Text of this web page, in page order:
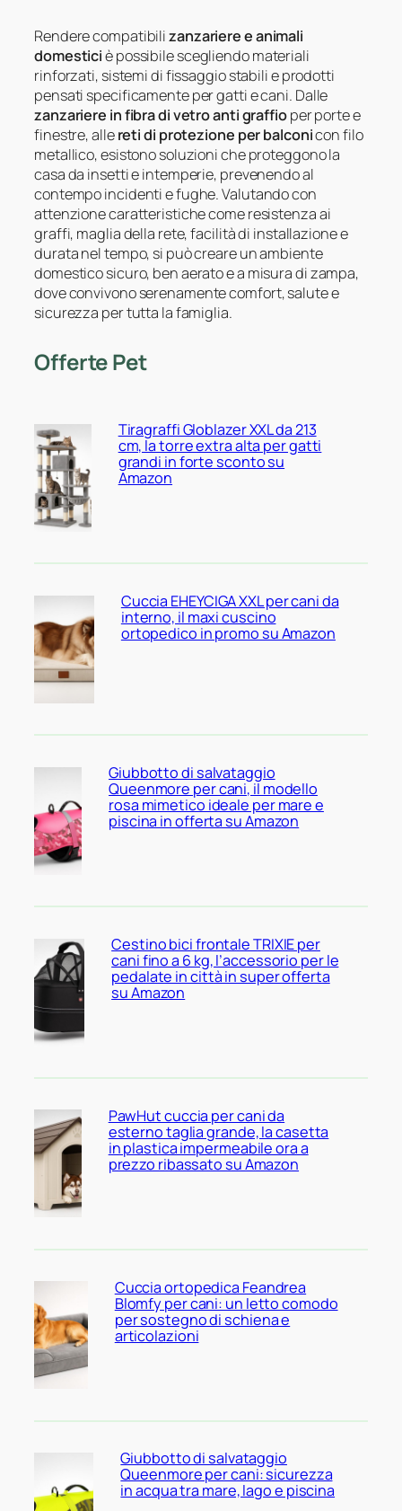
Rendere compatibilizanzariere e animali
domesticiè possibile scegliendo materiali
rinforzati, sistemi di fissaggio stabili e prodotti
pensati specificamente per gatti e cani. Dalle
zanzariere in fibra di vetro anti graffioper porte e
finestre, allereti di protezione per balconicon filo
metallico, esistono soluzioni che proteggono la
casa da insetti e intemperie, prevenendo al
contempo incidenti e fughe. Valutando con
attenzione caratteristiche come resistenza ai
graffi, maglia della rete, facilità di installazione e
durata nel tempo, si può creare un ambiente
domestico sicuro, ben aerato e a misura di zampa,
dove convivono serenamente comfort, salute e
sicurezza per tutta la famiglia.
Offerte Pet
Tiragraffi Globlazer XXL da 213
cm, la torre extra alta per gatti
grandi in forte sconto su
Amazon
Cuccia EHEYCIGA XXL per cani da
interno, il maxi cuscino
ortopedico in promo su Amazon
Giubbotto di salvataggio
Queenmore per cani, il modello
rosa mimetico ideale per mare e
piscina in offerta su Amazon
Cestino bici frontale TRIXIE per
cani fino a 6 kg, l’accessorio per le
pedalate in città in super offerta
su Amazon
PawHut cuccia per cani da
esterno taglia grande, la casetta
in plastica impermeabile ora a
prezzo ribassato su Amazon
Cuccia ortopedica Feandrea
Blomfy per cani: un letto comodo
per sostegno di schiena e
articolazioni
Giubbotto di salvataggio
Queenmore per cani: sicurezza
in acqua tra mare, lago e piscina